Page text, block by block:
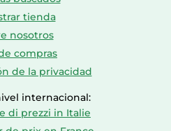
tienda
nosotros
compras
de la privacidad
internacional:
di prezzi in Italie